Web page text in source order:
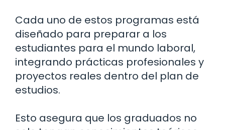
Cada uno de estos programas está
diseñado para preparar a los
estudiantes para el mundo laboral,
integrando prácticas profesionales y
proyectos reales dentro del plan de
estudios.
Esto asegura que los graduados no